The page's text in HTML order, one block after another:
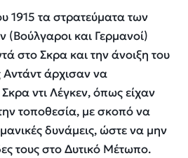
1915 τα στρατεύματα των
(Βούλγαροι και Γερμανοί)
στο Σκρα και την άνοιξη του
Αντάντ άρχισαν να
ντι Λέγκεν, όπως είχαν
τοποθεσία, με σκοπό να
δυνάμεις, ώστε να μην
τους στο Δυτικό Μέτωπο.